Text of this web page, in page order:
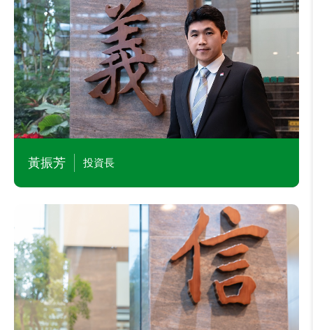
黃振芳 投資長
光寶科技股份有限公司策略投資部副處長
麻省理工學院史隆管理學院企業管理碩士MBA
謝宗憲
代銷業務處副總經理
主要學經歷
本公司仲介業務處協理
本公司代銷業務處協理